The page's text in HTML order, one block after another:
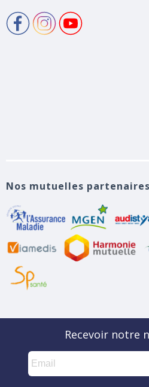
Nos mutuelles partenaires
Recevoir notre